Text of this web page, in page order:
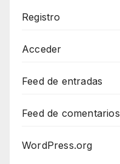
Registro
Acceder
Feed de entradas
Feed de comentarios
WordPress.org